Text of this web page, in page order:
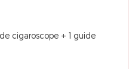
cigaroscope + 1 guide